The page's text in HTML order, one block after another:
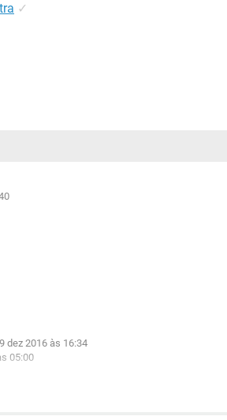
✓
dez 2016 às 16:34
05:00